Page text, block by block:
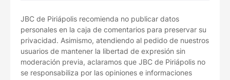
JBC de Piriápolis recomienda no publicar datos
personales en la caja de comentarios para preservar su
privacidad. Asimismo, atendiendo al pedido de nuestros
usuarios de mantener la libertad de expresión sin
moderación previa, aclaramos que JBC de Piriápolis no
se responsabiliza por las opiniones e informaciones